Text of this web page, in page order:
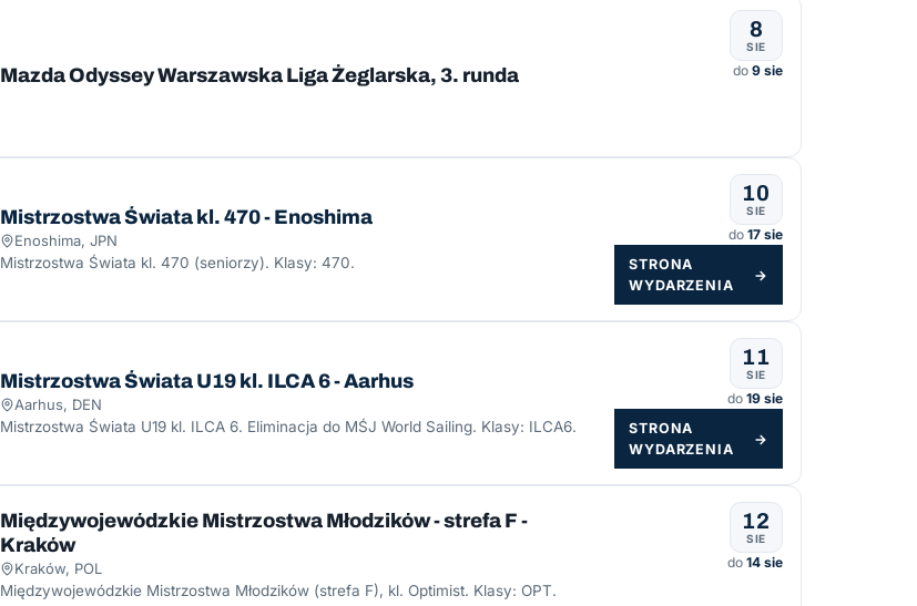
Mazda Odyssey Warszawska Liga Żeglarska, 3. runda
8
SIE
do 9 sie
Mistrzostwa Świata kl. 470 - Enoshima
Enoshima, JPN
Mistrzostwa Świata kl. 470 (seniorzy). Klasy: 470.
10
SIE
do 17 sie
STRONA
WYDARZENIA
→
Mistrzostwa Świata U19 kl. ILCA 6 - Aarhus
Aarhus, DEN
Mistrzostwa Świata U19 kl. ILCA 6. Eliminacja do MŚJ World Sailing. Klasy: ILCA6.
11
SIE
do 19 sie
STRONA
WYDARZENIA
→
Międzywojewódzkie Mistrzostwa Młodzików - strefa F -
Kraków
Kraków, POL
Międzywojewódzkie Mistrzostwa Młodzików (strefa F), kl. Optimist. Klasy: OPT.
12
SIE
do 14 sie